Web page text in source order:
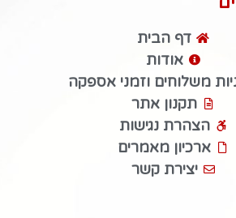
דף הבית
אודות
משלוחים וזמני אספקה
תקנון אתר
הצהרת נגישות
ארכיון מאמרים
יצירת קשר